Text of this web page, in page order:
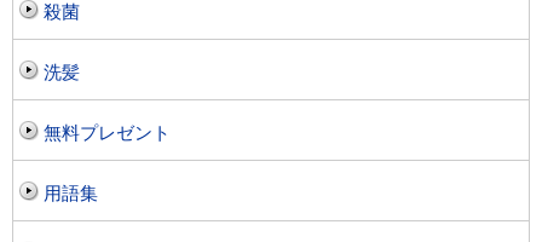
殺菌
洗髪
無料プレゼント
用語集